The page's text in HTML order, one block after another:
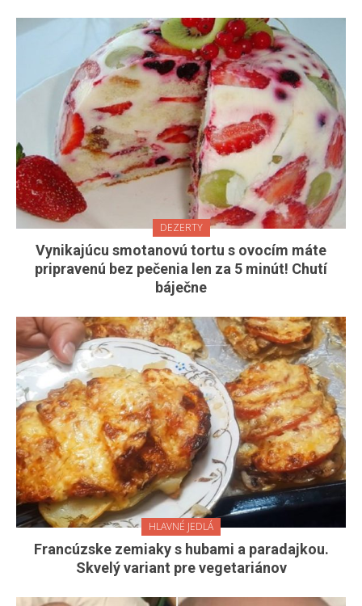
DEZERTY
Vynikajúcu smotanovú tortu s ovocím máte
pripravenú bez pečenia len za 5 minút! Chutí
báječne
HLAVNÉ JEDLÁ
Francúzske zemiaky s hubami a paradajkou.
Skvelý variant pre vegetariánov